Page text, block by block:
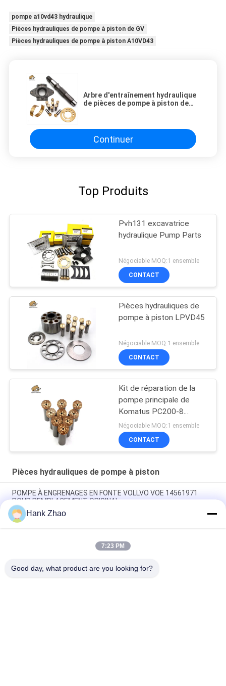
pompe a10vd43 hydraulique
Pièces hydrauliques de pompe à piston de GV
Pièces hydrauliques de pompe à piston A10VD43
Arbre d'entraînement hydraulique
de pièces de pompe à piston de
Continuer
Top Produits
Pvh131 excavatrice
hydraulique Pump Parts
Négociable MOQ:1 ensemble
CONTACT
Pièces hydrauliques de
pompe à piston LPVD45
Négociable MOQ:1 ensemble
CONTACT
Kit de réparation de la
pompe principale de
Komatus PC200-8
Pompes hydrauliques
Négociable MOQ:1 ensemble
CONTACT
Pièces hydrauliques de pompe à piston
POMPE À ENGRENAGES EN FONTE VOLLVO VOE 14561971
POUR REMPLACEMENT ORIGINAL
POMPE À ENGRENAGES EN FONTE VOLLVO VOE 14537295
POUR REMPLACEMENT ORIGINAL
Pompes à engrenages en fonte VOLLVO VOE 14782798 pour le
Hank Zhao
7:23 PM
Good day, what product are you looking for?